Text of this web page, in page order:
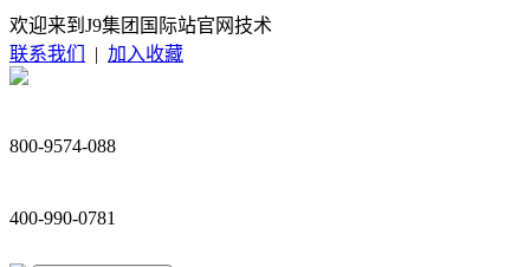
欢迎来到J9集团国际站官网技术
联系我们
| 加入收藏
800-9574-088
400-990-0781